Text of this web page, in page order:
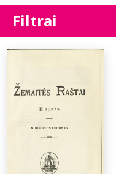
Filtrai